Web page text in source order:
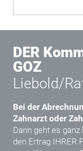
DER
GOZ
Liebold/
Bei der
Zahnarzt oder
Dann geht es
den Ertrag IHRER